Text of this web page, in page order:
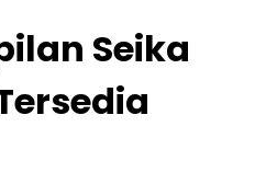
Seika